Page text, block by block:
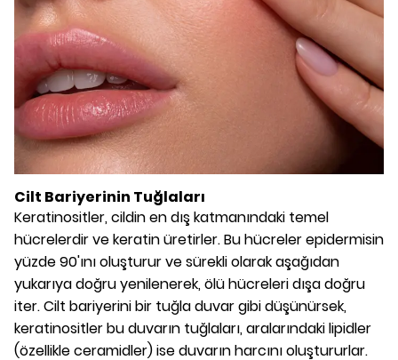
Cilt Bariyerinin Tuğlaları
Keratinositler, cildin en dış katmanındaki temel
hücrelerdir ve keratin üretirler. Bu hücreler epidermisin
yüzde 90'ını oluşturur ve sürekli olarak aşağıdan
yukarıya doğru yenilenerek, ölü hücreleri dışa doğru
iter. Cilt bariyerini bir tuğla duvar gibi düşünürsek,
keratinositler bu duvarın tuğlaları, aralarındaki lipidler
(özellikle ceramidler) ise duvarın harcını oluştururlar.